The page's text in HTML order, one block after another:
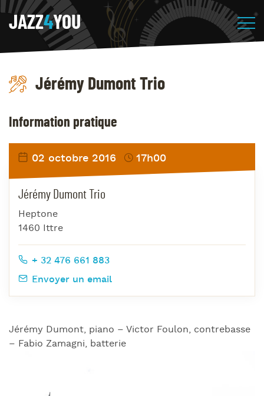
JAZZ4YOU
Jérémy Dumont Trio
Jérémy Dumont, piano – Victor Foulon, contrebasse
– Fabio Zamagni, batterie
Information pratique
02 octobre 2016 17h00
Jérémy Dumont Trio
Heptone
1460 Ittre
+ 32 476 661 883
Envoyer un email